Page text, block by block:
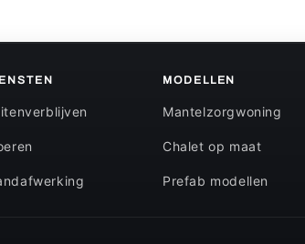
MODELLEN
Mantelzorgwoning
Chalet op maat
Prefab modellen